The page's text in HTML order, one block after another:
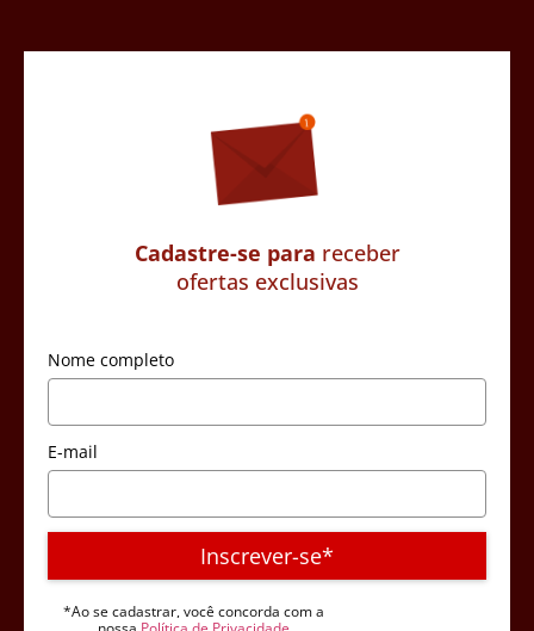
Cadastre-se para receber
ofertas exclusivas
Nome completo
E-mail
Inscrever-se*
*Ao se cadastrar, você concorda com a